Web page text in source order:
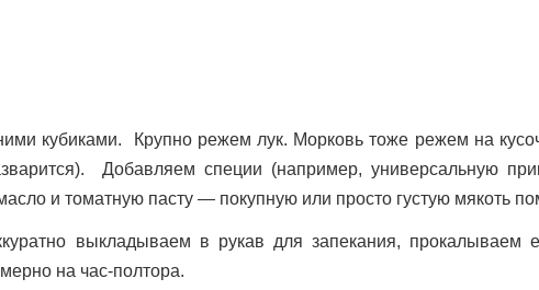
кубиками. Крупно режем лук. Морковь тоже режем на
Добавляем специи (например, универсальную
и томатную пасту — покупную или просто густую мякоть
выкладываем в рукав для запекания, прокалываем
на час-полтора.